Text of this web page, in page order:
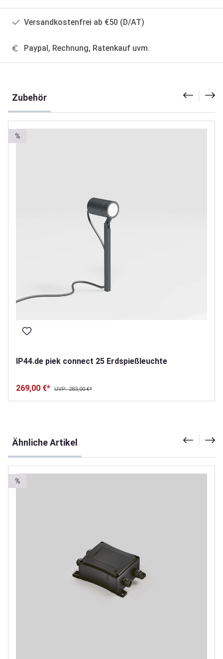
Versandkostenfrei ab €50 (D/AT)
Paypal, Rechnung, Ratenkauf uvm.
Zubehör
%
IP44.de piek connect 25 Erdspießleuchte
269,00 €* UVP: 283,00 €*
Ähnliche Artikel
%